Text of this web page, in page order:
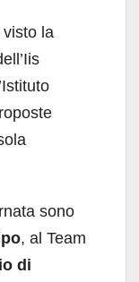
la
sono
, al Team
di